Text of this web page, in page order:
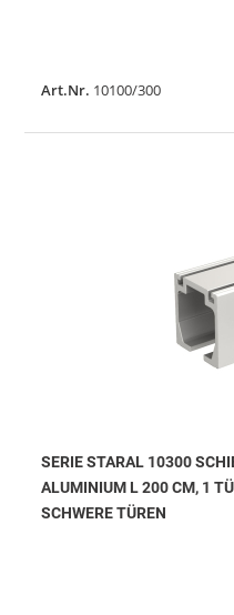
Art.Nr. 10100/300
SERIE STARAL 10300
ALUMINIUM L 200 CM, 1
SCHWERE TÜREN